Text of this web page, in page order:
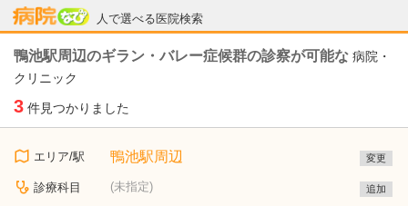
人で選べる医院検索
病院なび
鴨池駅周辺のギラン・バレー症候群の診察が可能な 病院・
クリニック
3 件見つかりました
エリア/駅 鴨池駅周辺 変更
診療科目 (未指定) 追加